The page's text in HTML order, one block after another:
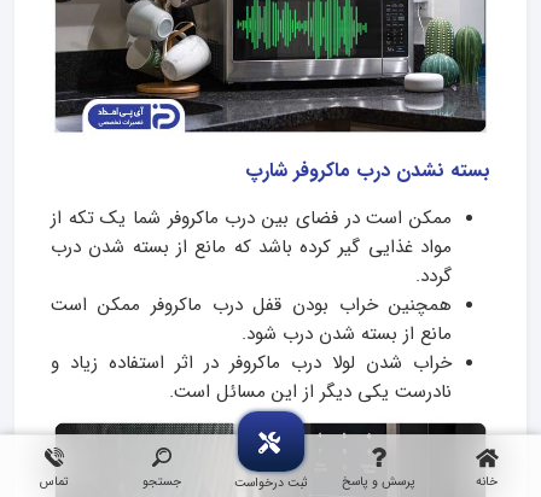
خانه پرسش و پاسخ ثبت درخواست جستجو تماس
بسته نشدن درب ماکروفر شارپ
ممکن است در فضای بین درب ماکروفر شما یک تکه از
مواد غذایی گیر کرده باشد که مانع از بسته شدن درب
گردد.
همچنین خراب بودن قفل درب ماکروفر ممکن است
مانع از بسته شدن درب شود.
خراب شدن لولا درب ماکروفر در اثر استفاده زیاد و
نادرست یکی دیگر از این مسائل است.